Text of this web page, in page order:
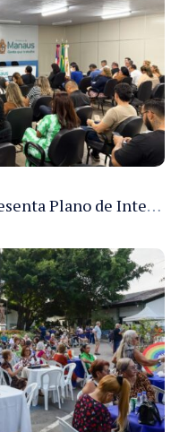
Prefeitura de Manaus apresenta Plano de Integridade da CGM e qualifica servidores para governança e conformidade no biênio 2027-2028